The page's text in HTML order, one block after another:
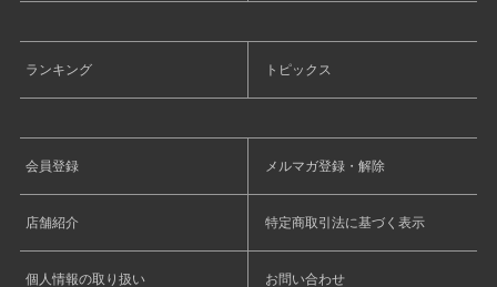
ランキング トピックス
会員登録 メルマガ登録・解除
店舗紹介 特定商取引法に基づく表示
個人情報の取り扱い お問い合わせ